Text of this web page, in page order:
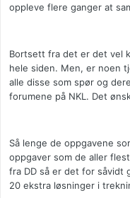
oppleve flere ganger at
Bortsett fra det er det vel
hele siden. Men, er noen
alle disse som spør og
forumene på NKL. Det
Så lenge de oppgavene
oppgaver som de aller
fra DD så er det for såvidt
20 ekstra løsninger i